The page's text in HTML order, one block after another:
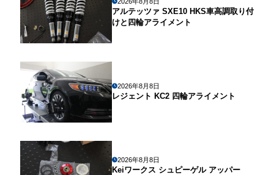
アルテッツァ SXE10 HKS車高調取り付
けと四輪アライメント
2026年8月8日
レジェント KC2 四輪アライメント
2026年8月8日
Keiワークス シュピーゲル アッパー